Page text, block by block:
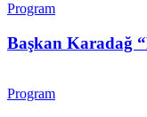
Program
Başkan Karadağ
Program